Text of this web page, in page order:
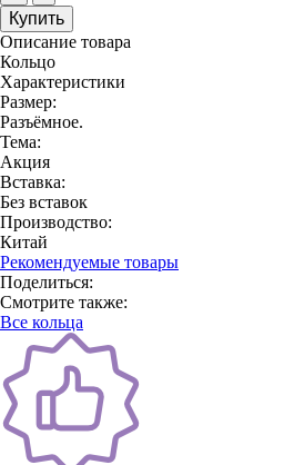
Описание товара
Кольцо
Характеристики
Размер:
Разъёмное.
Тема:
Акция
Вставка:
Без вставок
Производство:
Китай
Рекомендуемые товары
Поделиться:
Смотрите также:
Все кольца